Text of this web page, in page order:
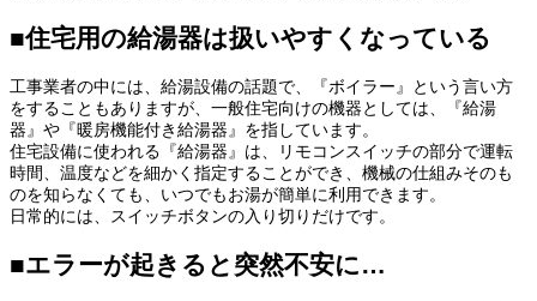
■住宅用の給湯器は扱いやすくなっている
工事業者の中には、給湯設備の話題で、『ボイラー』という言い方
をすることもありますが、一般住宅向けの機器としては、『給湯
器』や『暖房機能付き給湯器』を指しています。
住宅設備に使われる『給湯器』は、リモコンスイッチの部分で運転
時間、温度などを細かく指定することができ、機械の仕組みそのも
のを知らなくても、いつでもお湯が簡単に利用できます。
日常的には、スイッチボタンの入り切りだけです。
■エラーが起きると突然不安に…